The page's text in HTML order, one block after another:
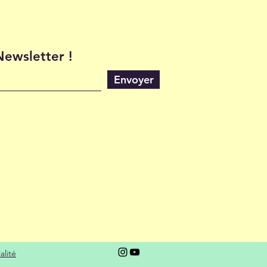
!
Envoyer